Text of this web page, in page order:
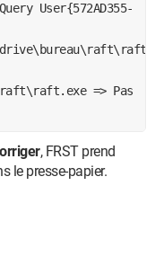
User{572AD355-
=> Pas
, FRST prend
le presse-papier.